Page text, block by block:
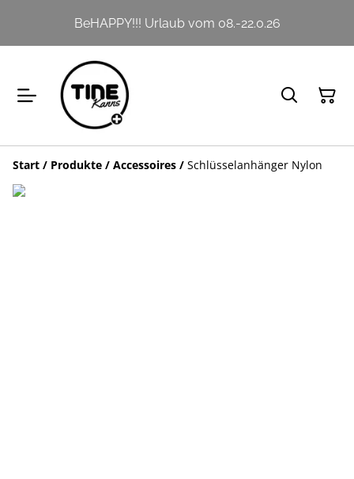
BeHAPPY!!! Urlaub vom 08.-22.0.26
Start / Produkte / Accessoires / Schlüsselanhänger Nylon